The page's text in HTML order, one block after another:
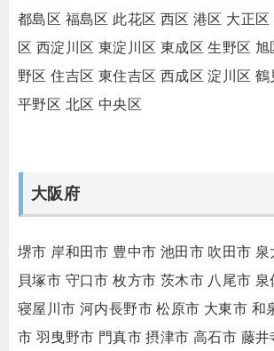
都島区 福島区 此花区 西区 港区 大正区
区 西淀川区 東淀川区 東成区 生野区 旭
野区 住吉区 東住吉区 西成区 淀川区 鶴
平野区 北区 中央区
大阪府
堺市 岸和田市 豊中市 池田市 吹田市 泉
貝塚市 守口市 枚方市 茨木市 八尾市 泉
寝屋川市 河内長野市 松原市 大東市 和
市 羽曳野市 門真市 摂津市 高石市 藤井